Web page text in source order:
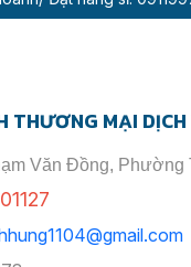
THƯƠNG MẠI
Văn Đồng, Phường